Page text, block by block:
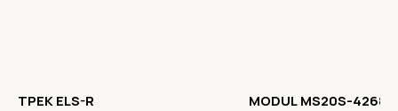
ТРЕК ELS-R MODUL MS20S-4268